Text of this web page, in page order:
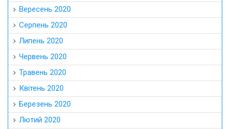
Вересень 2020
Серпень 2020
Липень 2020
Червень 2020
Травень 2020
Квітень 2020
Березень 2020
Лютий 2020